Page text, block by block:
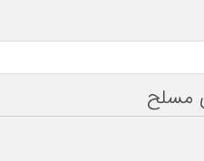
مسلح